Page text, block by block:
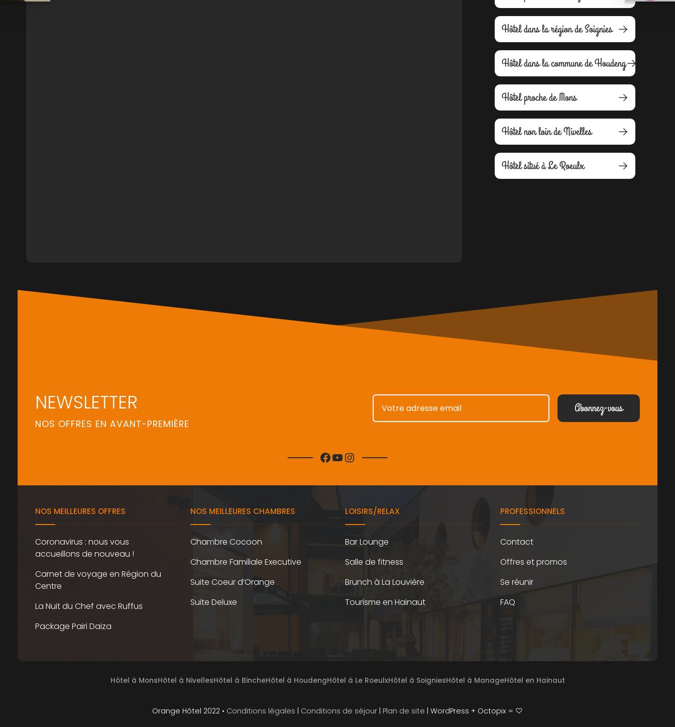
Hôtel dans la région de Soignies
Hôtel dans la commune de Houdeng
Hôtel proche de Mons
Hôtel non loin de Nivelles
Hôtel situé à Le Roeulx
NEWSLETTER
NOS OFFRES EN AVANT-PREMIÈRE
Facebook
YouTube
Instagram
NOS MEILLEURES OFFRES
Coronavirus : nous vous
accueillons de nouveau !
Carnet de voyage en Région du
Centre
La Nuit du Chef avec Ruffus
Package Pairi Daiza
NOS MEILLEURES CHAMBRES
Chambre Cocoon
Chambre Familiale Executive
Suite Coeur d’Orange
Suite Deluxe
LOISIRS/RELAX
Bar Lounge
Salle de fitness
Brunch à La Louvière
Tourisme en Hainaut
PROFESSIONNELS
Contact
Offres et promos
Se réunir
FAQ
Hôtel à MonsHôtel à NivellesHôtel à BincheHôtel à HoudengHôtel à Le RoeulxHôtel à SoigniesHôtel à ManageHôtel en Hainaut
Orange Hôtel 2022 • Conditions légales | Conditions de séjour | Plan de site | WordPress + Octopix = ♡